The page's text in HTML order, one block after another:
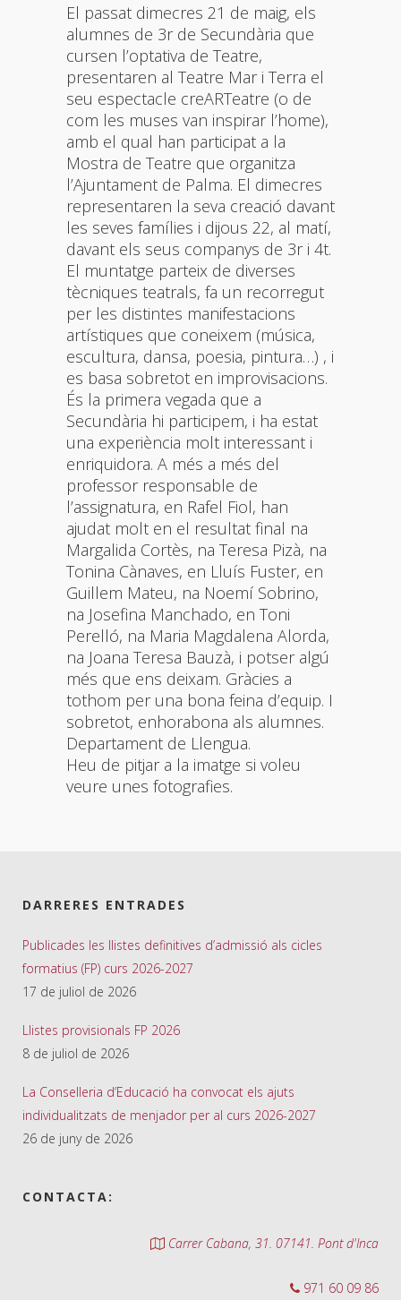
El passat dimecres 21 de maig, els
alumnes de 3r de Secundària que
cursen l’optativa de Teatre,
presentaren al Teatre Mar i Terra el
seu espectacle creARTeatre (o de
com les muses van inspirar l’home),
amb el qual han participat a la
Mostra de Teatre que organitza
l’Ajuntament de Palma. El dimecres
representaren la seva creació davant
les seves famílies i dijous 22, al matí,
davant els seus companys de 3r i 4t.
El muntatge parteix de diverses
tècniques teatrals, fa un recorregut
per les distintes manifestacions
artístiques que coneixem (música,
escultura, dansa, poesia, pintura…) , i
es basa sobretot en improvisacions.
És la primera vegada que a
Secundària hi participem, i ha estat
una experiència molt interessant i
enriquidora. A més a més del
professor responsable de
l’assignatura, en Rafel Fiol, han
ajudat molt en el resultat final na
Margalida Cortès, na Teresa Pizà, na
Tonina Cànaves, en Lluís Fuster, en
Guillem Mateu, na Noemí Sobrino,
na Josefina Manchado, en Toni
Perelló, na Maria Magdalena Alorda,
na Joana Teresa Bauzà, i potser algú
més que ens deixam. Gràcies a
tothom per una bona feina d’equip. I
sobretot, enhorabona als alumnes.
Departament de Llengua.
Heu de pitjar a la imatge si voleu
veure unes fotografies.
DARRERES ENTRADES
Publicades les llistes definitives d’admissió als cicles
formatius (FP) curs 2026-2027
17 de juliol de 2026
Llistes provisionals FP 2026
8 de juliol de 2026
La Conselleria d’Educació ha convocat els ajuts
individualitzats de menjador per al curs 2026-2027
26 de juny de 2026
CONTACTA:
Carrer Cabana, 31. 07141. Pont d'Inca
971 60 09 86